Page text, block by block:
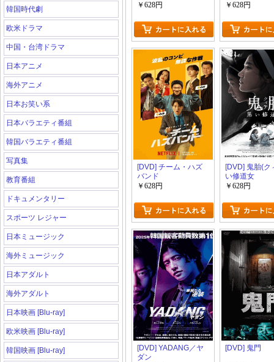
韓国時代劇
欧米ドラマ
中国・台湾ドラマ
日本アニメ
海外アニメ
日本お笑い系
日本バラエティ番組
韓国バラエティ番組
写真集
教育番組
ドキュメンタリー
スポーツ レジャー
日本ミュージック
海外ミュージック
日本アダルト
海外アダルト
日本映画 [Blu-ray]
欧米映画 [Blu-ray]
韓国映画 [Blu-ray]
￥628円
￥628円
[DVD] チーム・ハズ
バンド
￥628円
[DVD] 鬼胎(ク
い修道女
￥628円
[DVD] YADANG／ヤ
ダン
[DVD] 鬼門